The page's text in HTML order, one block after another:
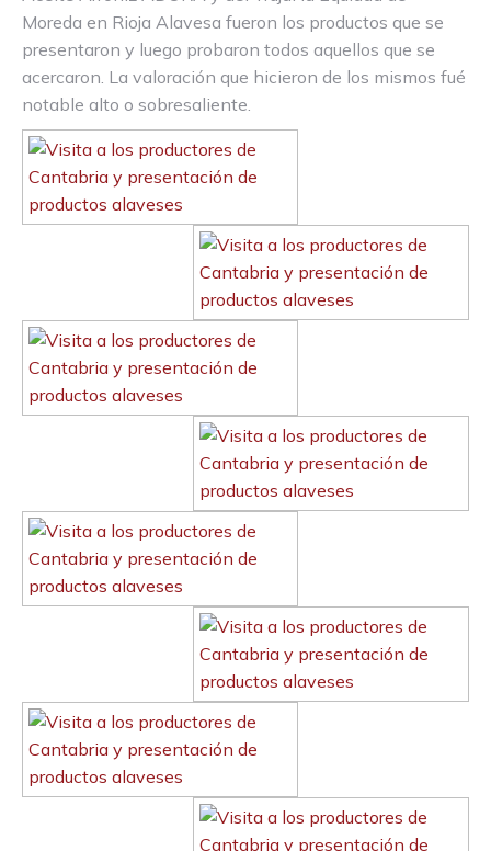
Moreda en Rioja Alavesa fueron los productos que se
presentaron y luego probaron todos aquellos que se
acercaron. La valoración que hicieron de los mismos fué
notable alto o sobresaliente.